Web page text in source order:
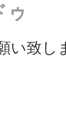
ゥ
い致し